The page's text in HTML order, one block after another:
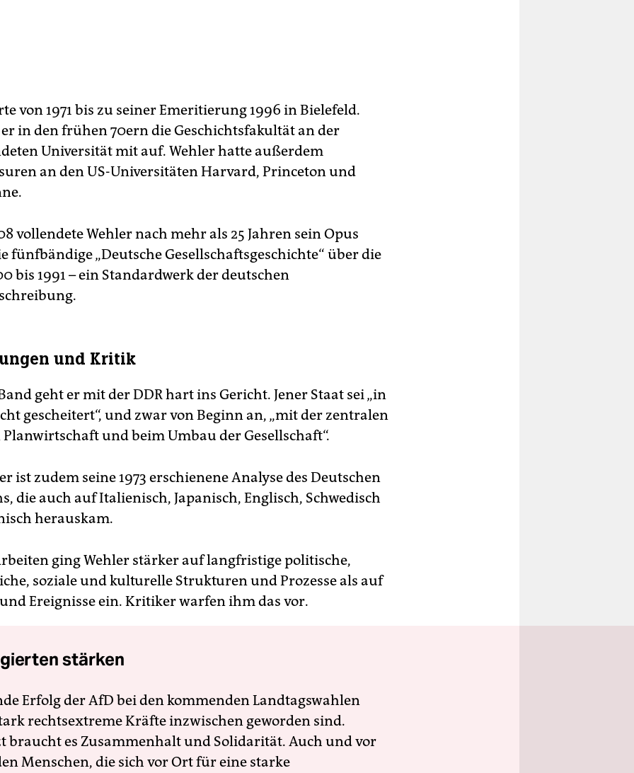
von 1971 bis zu seiner Emeritierung 1996 in Bielefeld.
in den frühen 70ern die Geschichtsfakultät an der
Universität mit auf. Wehler hatte außerdem
an den US-Universitäten Harvard, Princeton und
vollendete Wehler nach mehr als 25 Jahren sein Opus
fünfbändige „Deutsche Gesellschaftsgeschichte“ über die
bis 1991 – ein Standardwerk der deutschen
und Kritik
geht er mit der DDR hart ins Gericht. Jener Staat sei „in
gescheitert“, und zwar von Beginn an, „mit der zentralen
und beim Umbau der Gesellschaft“.
ist zudem seine 1973 erschienene Analyse des Deutschen
die auch auf Italienisch, Japanisch, Englisch, Schwedisch
herauskam.
ging Wehler stärker auf langfristige politische,
soziale und kulturelle Strukturen und Prozesse als auf
Ereignisse ein. Kritiker warfen ihm das vor.
stärken
Erfolg der AfD bei den kommenden Landtagswahlen
rechtsextreme Kräfte inzwischen geworden sind.
braucht es Zusammenhalt und Solidarität. Auch und vor
Menschen, die sich vor Ort für eine starke